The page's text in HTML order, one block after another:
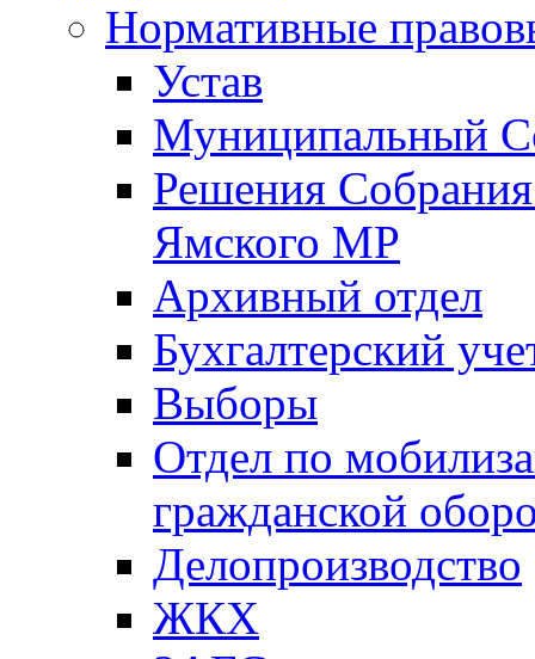
Нормативные
Устав
Муниципальный
Решения
Ямского МР
Архивный отдел
Бухгалтерский
Выборы
Отдел по
гражданской
Делопроизводство
ЖКХ